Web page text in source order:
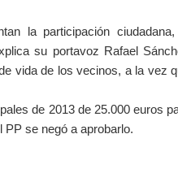
la participación
su portavoz Rafael
vida de los vecinos, a la vez
de 2013 de 25.000 euros
se negó a aprobarlo.